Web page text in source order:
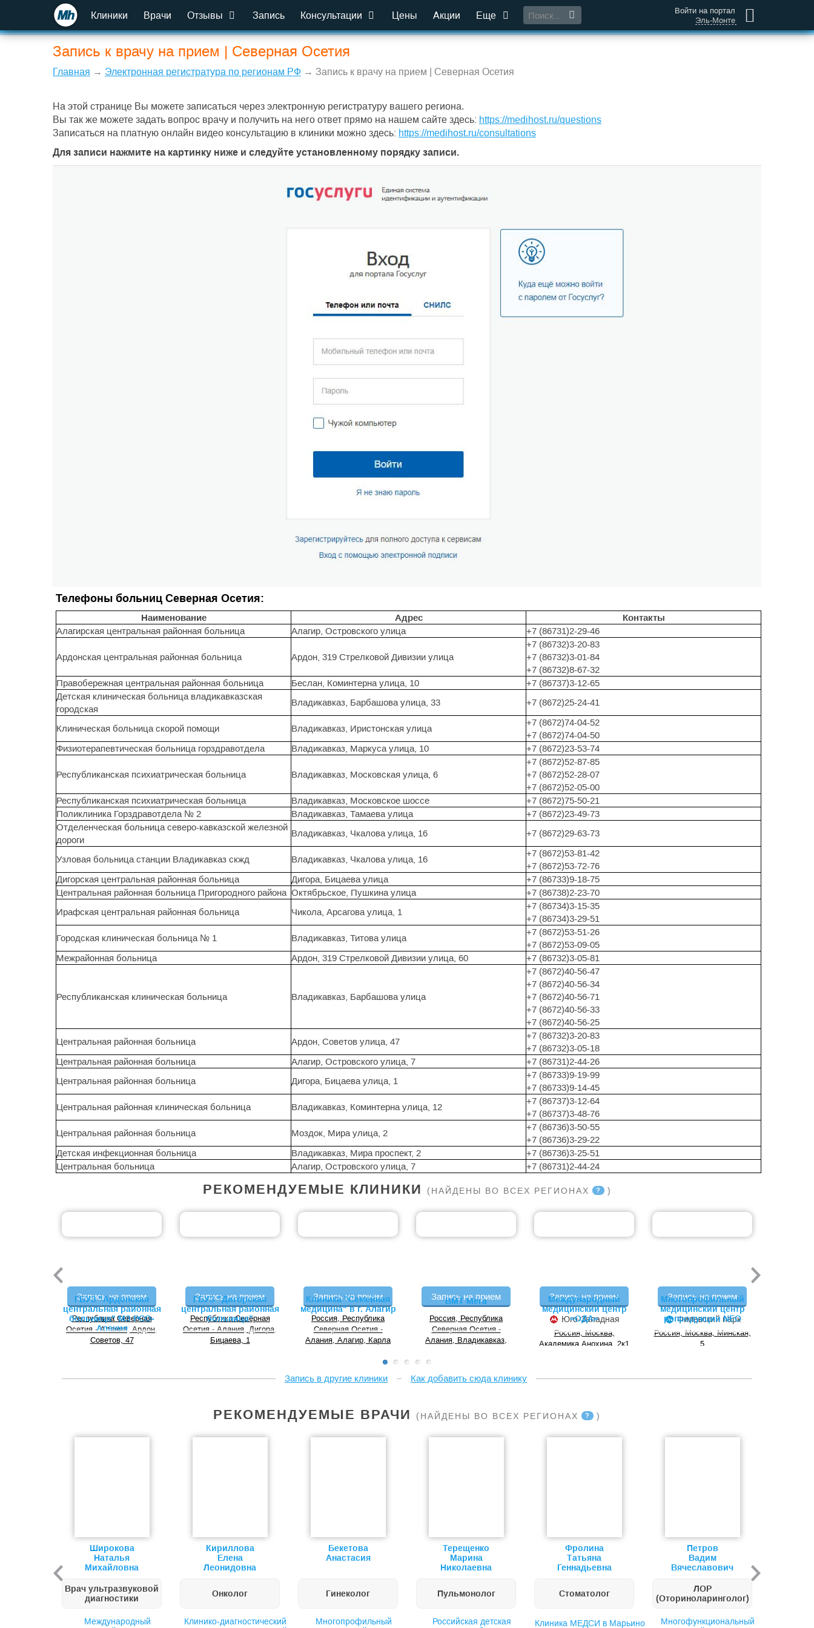
Клиники Врачи Отзывы Запись Консультации Цены Акции Еще
Войти на портал
Эль-Монте
Запись к врачу на прием | Северная Осетия
Главная → Электронная регистратура по регионам РФ → Запись к врачу на прием | Северная Осетия
На этой странице Вы можете записаться через электронную регистратуру вашего региона.
Вы так же можете задать вопрос врачу и получить на него ответ прямо на нашем сайте здесь: https://medihost.ru/questions
Записаться на платную онлайн видео консультацию в клиники можно здесь: https://medihost.ru/consultations
Для записи нажмите на картинку ниже и следуйте установленному порядку записи.
Телефоны больниц Северная Осетия:
Наименование Адрес
Контакты
Алагирская центральная районная больница
Алагир, Островского улица +7 (86731)2-29-46
Ардонская центральная районная больница Ардон, 319 Стрелковой Дивизии улица
+7 (86732)3-20-83
+7 (86732)3-01-84
+7 (86732)8-67-32
Правобережная центральная районная больница
Беслан, Коминтерна улица, 10
+7 (86737)3-12-65
Детская клиническая больница владикавказская
городская
Владикавказ, Барбашова улица, 33 +7 (8672)25-24-41
Клиническая больница скорой помощи Владикавказ, Иристонская улица
+7 (8672)74-04-52
+7 (8672)74-04-50
Физиотерапевтическая больница горздравотдела
Владикавказ, Маркуса улица, 10 +7 (8672)23-53-74
Республиканская психиатрическая больница Владикавказ, Московская улица, 6
+7 (8672)52-87-85
+7 (8672)52-28-07
+7 (8672)52-05-00
Республиканская психиатрическая больница
Владикавказ, Московское шоссе
+7 (8672)75-50-21
Поликлиника Горздравотдела № 2
Владикавказ, Тамаева улица
+7 (8672)23-49-73
Отделенческая больница северо-кавказской железной
дороги
Владикавказ, Чкалова улица, 16 +7 (8672)29-63-73
Узловая больница станции Владикавказ скжд Владикавказ, Чкалова улица, 16
+7 (8672)53-81-42
+7 (8672)53-72-76
Дигорская центральная районная больница
Дигора, Бицаева улица
+7 (86733)9-18-75
Центральная районная больница Пригородного района Октябрьское, Пушкина улица
+7 (86738)2-23-70
Ирафская центральная районная больница
Чикола, Арсагова улица, 1
+7 (86734)3-15-35
+7 (86734)3-29-51
Городская клиническая больница № 1
Владикавказ, Титова улица
+7 (8672)53-51-26
+7 (8672)53-09-05
Межрайонная больница
Ардон, 319 Стрелковой Дивизии улица, 60 +7 (86732)3-05-81
Республиканская клиническая больница Владикавказ, Барбашова улица
+7 (8672)40-56-47
+7 (8672)40-56-34
+7 (8672)40-56-71
+7 (8672)40-56-33
+7 (8672)40-56-25
Центральная районная больница
Ардон, Советов улица, 47
+7 (86732)3-20-83
+7 (86732)3-05-18
Центральная районная больница
Алагир, Островского улица, 7
+7 (86731)2-44-26
Центральная районная больница
Дигора, Бицаева улица, 1
+7 (86733)9-19-99
+7 (86733)9-14-45
Центральная районная клиническая больница
Владикавказ, Коминтерна улица, 12
+7 (86737)3-12-64
+7 (86737)3-48-76
Центральная районная больница
Моздок, Мира улица, 2
+7 (86736)3-50-55
+7 (86736)3-29-22
Детская инфекционная больница
Владикавказ, Мира проспект, 2
+7 (86736)3-25-51
Центральная больница
Алагир, Островского улица, 7 +7 (86731)2-44-24
РЕКОМЕНДУЕМЫЕ КЛИНИКИ (НАЙДЕНЫ ВО ВСЕХ РЕГИОНАХ ? )
ГБУЗ "Ардонская
центральная районная
больница" МЗ РСО-
Алания
Запись на прием
Республика Северная
Осетия - Алания, Ардон,
Советов, 47
ГБУЗ "Дигорская
центральная районная
больница"
Запись на прием
Республика Северная
Осетия - Алания, Дигора,
Бицаева, 1
Клиника "Семейная
медицина" в г. Алагир
Запись на прием
Россия, Республика
Северная Осетия -
Алания, Алагир, Карла
ВМТ Мега
Запись на прием
Россия, Республика
Северная Осетия -
Алания, Владикавказ,
Международный
медицинский центр
«ОДА»
Запись на прием
Юго-Западная
Россия, Москва,
Академика Анохина, 2к1
Многопрофильный
медицинский центр
репродукции NEO
Запись на прием
Филевский парк
Россия, Москва, Минская,
5
Запись в другие клиники Как добавить сюда клинику
РЕКОМЕНДУЕМЫЕ ВРАЧИ (НАЙДЕНЫ ВО ВСЕХ РЕГИОНАХ ? )
Широкова
Наталья
Михайловна
Врач ультразвуковой
диагностики
Международный
Кириллова
Елена
Леонидовна
Онколог
Клинико-диагностический
Бекетова
Анастасия
Гинеколог
Многопрофильный
Терещенко
Марина
Николаевна
Пульмонолог
Российская детская
Фролина
Татьяна
Геннадьевна
Стоматолог
Клиника МЕДСИ в Марьино
Петров
Вадим
Вячеславович
ЛОР
(Оториноларинголог)
Многофункциональный